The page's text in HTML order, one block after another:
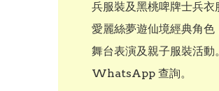
兵服裝及黑桃啤牌士兵
愛麗絲夢遊仙境經典角色
舞台表演及親子服裝活
WhatsApp 查詢。